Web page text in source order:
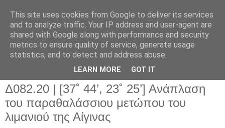
Δ082.20 | [37˚ 44’, 23˚ 25’] Ανάπλαση
του παραθαλάσσιου μετώπου του
λιμανιού της Αίγινας
This site uses cookies from Google to deliver its services
and to analyze traffic. Your IP address and user-agent are
shared with Google along with performance and security
metrics to ensure quality of service, generate usage
statistics, and to detect and address abuse.
LEARN MORE GOT IT